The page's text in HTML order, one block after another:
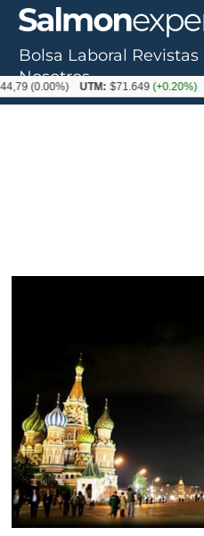
Bolsa Laboral Revistas
Nosotros
UTM: $71.649(+0.20%) Dólar: